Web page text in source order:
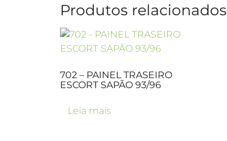
Produtos relacionados
702 – PAINEL TRASEIRO
ESCORT SAPÃO 93/96
Leia mais